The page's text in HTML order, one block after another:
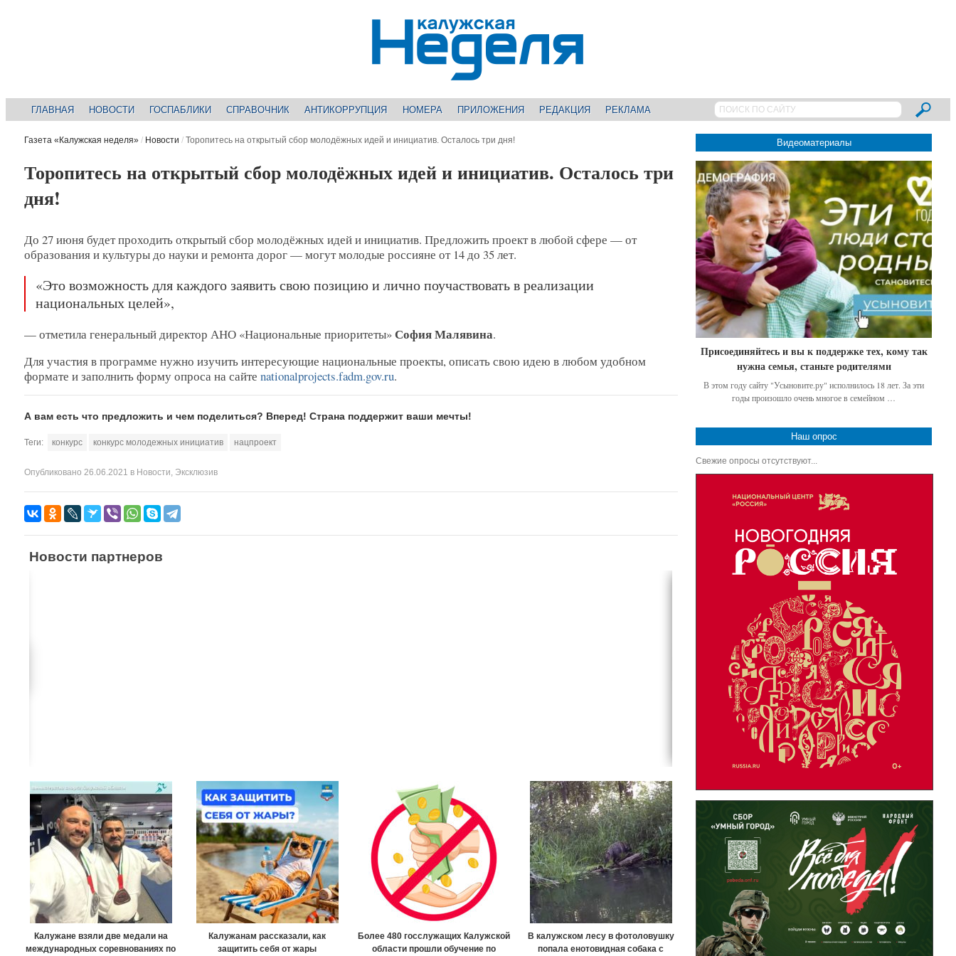
ГЛАВНАЯ НОВОСТИ ГОСПАБЛИКИ СПРАВОЧНИК АНТИКОРРУПЦИЯ НОМЕРА ПРИЛОЖЕНИЯ РЕДАКЦИЯ РЕКЛАМА
Газета «Калужская неделя» / Новости / Торопитесь на открытый сбор молодёжных идей и инициатив. Осталось три дня!
Торопитесь на открытый сбор молодёжных идей и инициатив. Осталось три
дня!
До 27 июня будет проходить открытый сбор молодёжных идей и инициатив. Предложить проект в любой сфере — от
образования и культуры до науки и ремонта дорог — могут молодые россияне от 14 до 35 лет.
«Это возможность для каждого заявить свою позицию и лично поучаствовать в реализации
национальных целей»,
— отметила генеральный директор АНО «Национальные приоритеты»София Малявина.
Для участия в программе нужно изучить интересующие национальные проекты, описать свою идею в любом удобном
формате и заполнить форму опроса на сайте nationalprojects.fadm.gov.ru.
А вам есть что предложить и чем поделиться? Вперед! Страна поддержит ваши мечты!
Теги: конкурс конкурс молодежных инициатив нацпроект
Опубликовано 26.06.2021 в Новости, Эксклюзив
Новости партнеров
Калужане взяли две медали на
международных соревнованиях по
Калужанам рассказали, как
защитить себя от жары
Более 480 госслужащих Калужской
области прошли обучение по
В калужском лесу в фотоловушку
попала енотовидная собака с
Видеоматериалы
Присоединяйтесь и вы к поддержке тех, кому так
нужна семья, станьте родителями
В этом году сайту "Усыновите.ру" исполнилось 18 лет. За эти
годы произошло очень многое в семейном …
Наш опрос
Свежие опросы отсутствуют...